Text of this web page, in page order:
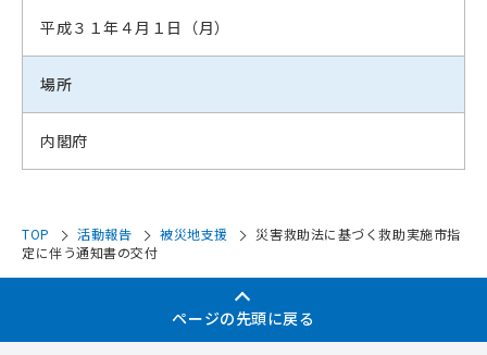
TOP 活動報告 被災地支援
災害救助法に基づく救助実施市指
定に伴う通知書の交付
平成３１年４月１日（月）
場所
内閣府
ページの先頭に戻る